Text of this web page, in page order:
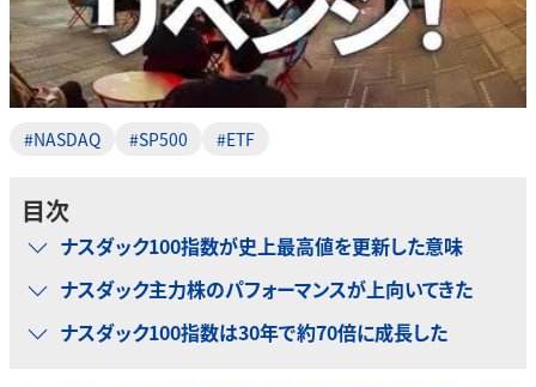
#NASDAQ #SP500 #ETF
目次
ナスダック100指数が史上最高値を更新した意味
ナスダック主力株のパフォーマンスが上向いてきた
ナスダック100指数は30年で約70倍に成長した